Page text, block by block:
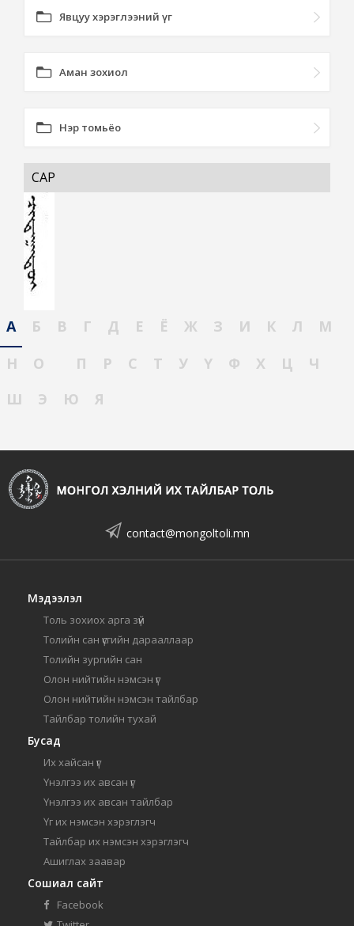
Явцуу хэрэглээний үг
Аман зохиол
Нэр томьёо
САР
А Б В Г Д Е Ё Ж З И К Л
М
Н
О П Р С Т У Ү Ф Х Ц
Ч
Ш
Э Ю Я
contact@mongoltoli.mn
Мэдээлэл
Толь зохиох арга зүй
Толийн сан үсгийн дарааллаар
Толийн зургийн сан
Олон нийтийн нэмсэн үг
Олон нийтийн нэмсэн тайлбар
Тайлбар толийн тухай
Бусад
Их хайсан үг
Үнэлгээ их авсан үг
Үнэлгээ их авсан тайлбар
Үг их нэмсэн хэрэглэгч
Тайлбар их нэмсэн хэрэглэгч
Ашиглах заавар
Сошиал сайт
Facebook